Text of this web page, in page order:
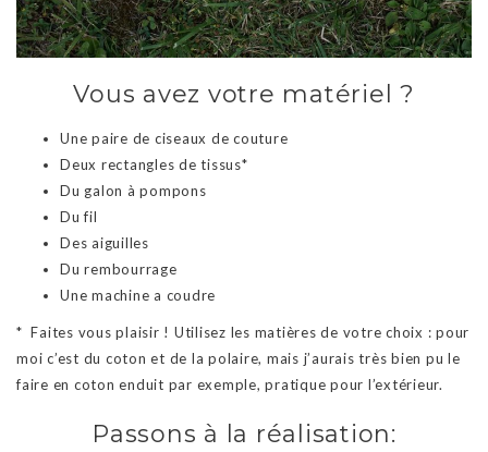
Vous avez votre matériel ?
Une paire de ciseaux de couture
Deux rectangles de tissus*
Du galon à pompons
Du fil
Des aiguilles
Du rembourrage
Une machine a coudre
* Faites vous plaisir ! Utilisez les matières de votre choix : pour
moi c’est du coton et de la polaire, mais j’aurais très bien pu le
faire en coton enduit par exemple, pratique pour l’extérieur.
Passons à la réalisation: